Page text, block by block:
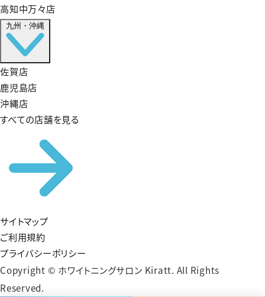
高知中万々店
九州・沖縄
佐賀店
鹿児島店
沖縄店
すべての店舗を見る
サイトマップ
ご利用規約
プライバシーポリシー
Copyright © ホワイトニングサロン Kiratt. All Rights
Reserved.